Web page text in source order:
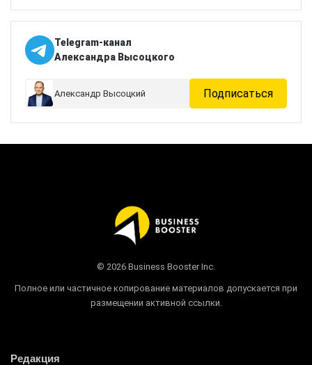
Telegram-канал
Александра Высоцкого
Александр Высоцкий Подписаться
© 2026 Business Booster Inc.
Полное или частичное копирование материалов допускается при
размещении активной ссылки.
Редакция